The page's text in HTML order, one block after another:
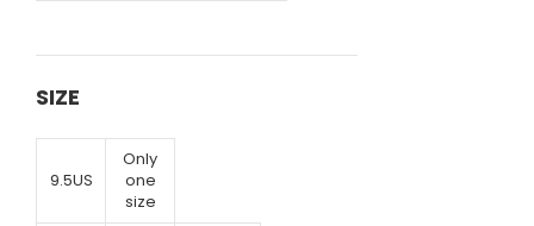
SIZE
9.5US
Only
one
size